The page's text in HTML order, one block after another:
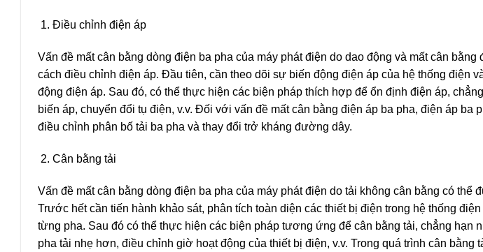
Điều chỉnh điện áp
Vấn đề mất cân bằng dòng điện ba pha của máy phát điện do dao động và mất cân
cách điều chỉnh điện áp. Đầu tiên, cần theo dõi sự biến động điện áp của hệ thống điện
động điện áp. Sau đó, có thể thực hiện các biện pháp thích hợp để ổn định điện áp,
biến áp, chuyển đổi tụ điện, v.v. Đối với vấn đề mất cân bằng điện áp ba pha, điện áp ba
điều chỉnh phân bố tải ba pha và thay đổi trở kháng đường dây.
Cân bằng tải
Vấn đề mất cân bằng dòng điện ba pha của máy phát điện do tải không cân bằng có thể
Trước hết cần tiến hành khảo sát, phân tích toàn diện các thiết bị điện trong hệ thống
từng pha. Sau đó có thể thực hiện các biện pháp tương ứng để cân bằng tải, chẳng hạn
pha tải nhẹ hơn, điều chỉnh giờ hoạt động của thiết bị điện, v.v. Trong quá trình cân bằng